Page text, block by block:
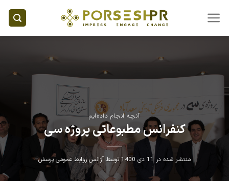
content
آنچه انجام داده‌ایم
کنفرانس مطبوعاتی پروژه سی
منتشر شده در11 دی 1400 توسط آژانس روابط عمومی پرسش